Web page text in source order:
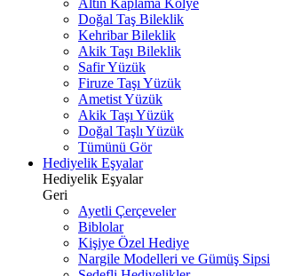
Altın Kaplama Kolye
Doğal Taş Bileklik
Kehribar Bileklik
Akik Taşı Bileklik
Safir Yüzük
Firuze Taşı Yüzük
Ametist Yüzük
Akik Taşı Yüzük
Doğal Taşlı Yüzük
Tümünü Gör
Hediyelik Eşyalar
Hediyelik Eşyalar
Geri
Ayetli Çerçeveler
Biblolar
Kişiye Özel Hediye
Nargile Modelleri ve Gümüş Sipsi